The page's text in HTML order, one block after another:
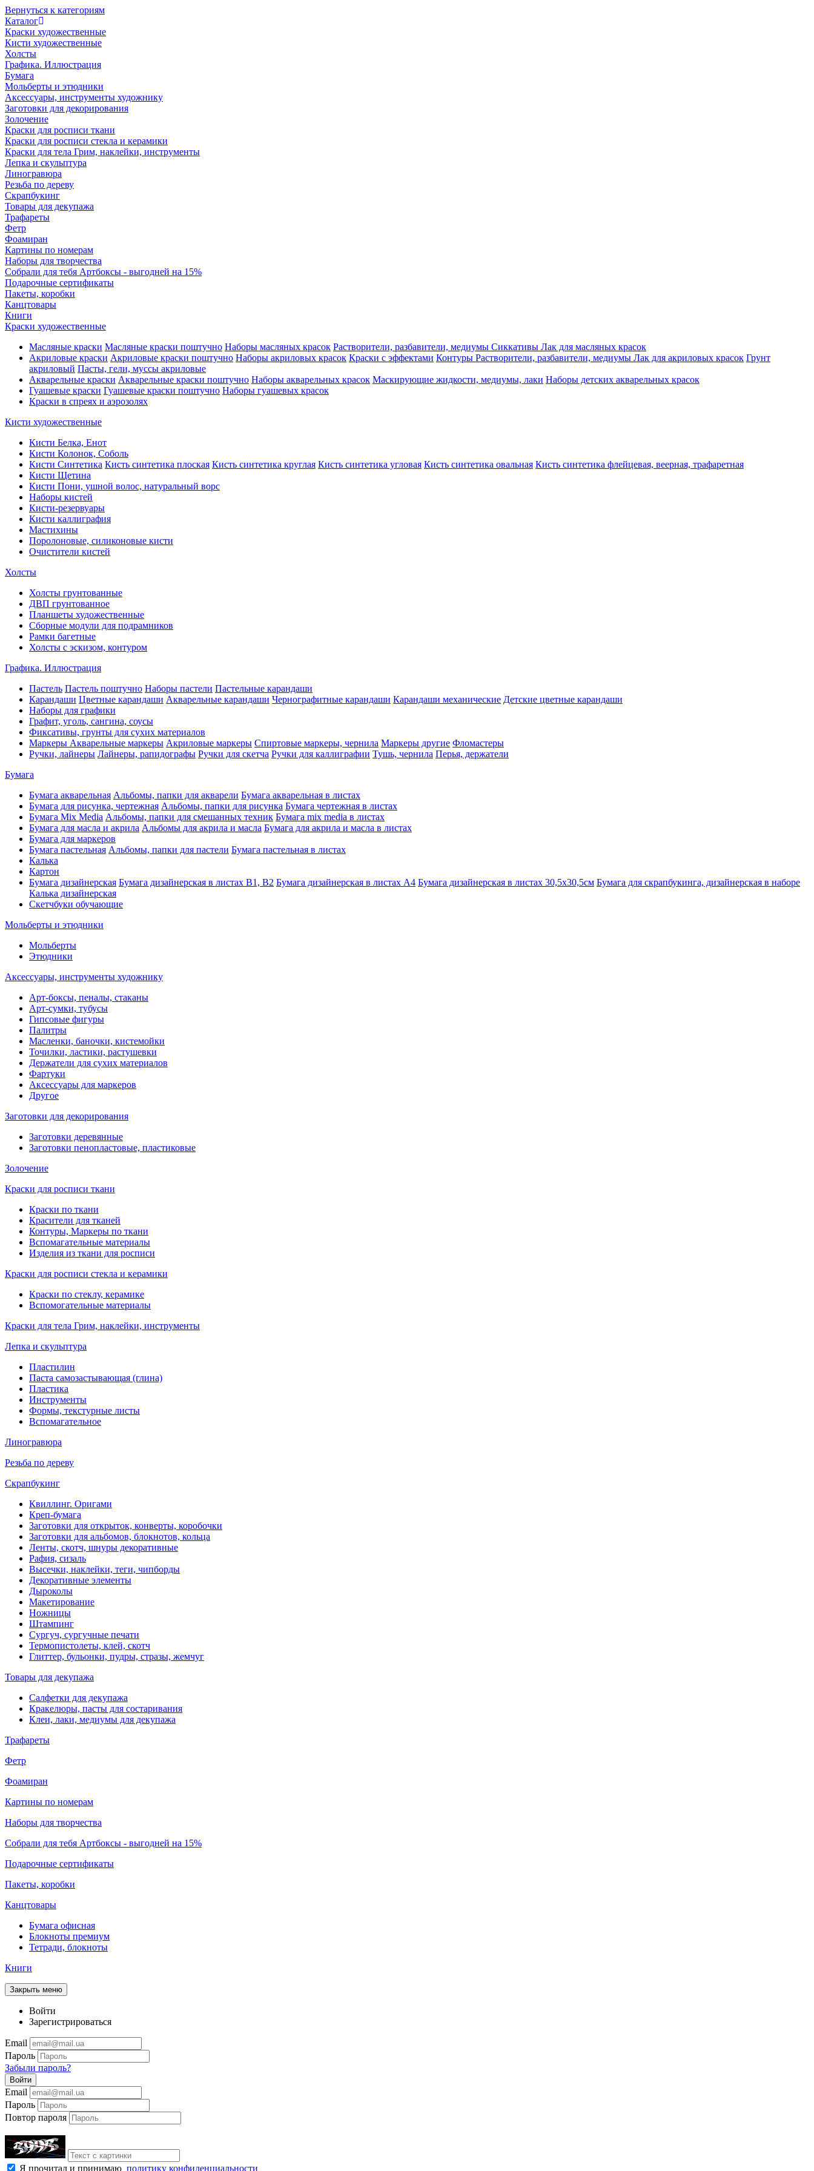
Вернуться к категориям
Каталог
Краски художественные
Кисти художественные
Холсты
Графика. Иллюстрация
Бумага
Мольберты и этюдники
Аксессуары, инструменты художнику
Заготовки для декорирования
Золочение
Краски для росписи ткани
Краски для росписи стекла и керамики
Краски для тела Грим, наклейки, инструменты
Лепка и скульптура
Линогравюра
Резьба по дереву
Скрапбукинг
Товары для декупажа
Трафареты
Фетр
Фоамиран
Картины по номерам
Наборы для творчества
Собрали для тебя Артбоксы - выгодней на 15%
Подарочные сертификаты
Пакеты, коробки
Канцтовары
Книги
Краски художественные
Масляные краски Масляные краски поштучно Наборы масляных красок Растворители, разбавители, медиумы Сиккативы Лак для масляных красок
Акриловые краски Акриловые краски поштучно Наборы акриловых красок Краски с эффектами Контуры Растворители, разбавители, медиумы Лак для акриловых красок Грунт
акриловый Пасты, гели, муссы акриловые
Акварельные краски Акварельные краски поштучно Наборы акварельных красок Маскирующие жидкости, медиумы, лаки Наборы детских акварельных красок
Гуашевые краски Гуашевые краски поштучно Наборы гуашевых красок
Краски в спреях и аэрозолях
Кисти художественные
Кисти Белка, Енот
Кисти Колонок, Соболь
Кисти Синтетика Кисть синтетика плоская Кисть синтетика круглая Кисть синтетика угловая Кисть синтетика овальная Кисть синтетика флейцевая, веерная, трафаретная
Кисти Щетина
Кисти Пони, ушной волос, натуральный ворс
Наборы кистей
Кисти-резервуары
Кисти каллиграфия
Мастихины
Поролоновые, силиконовые кисти
Очистители кистей
Холсты
Холсты грунтованные
ДВП грунтованное
Планшеты художественные
Сборные модули для подрамников
Рамки багетные
Холсты c эскизом, контуром
Графика. Иллюстрация
Пастель Пастель поштучно Наборы пастели Пастельные карандаши
Карандаши Цветные карандаши Акварельные карандаши Чернографитные карандаши Карандаши механические Детские цветные карандаши
Наборы для графики
Графит, уголь, сангина, соусы
Фиксативы, грунты для сухих материалов
Маркеры Акварельные маркеры Акриловые маркеры Спиртовые маркеры, чернила Маркеры другие Фломастеры
Ручки, лайнеры Лайнеры, рапидографы Ручки для скетча Ручки для каллиграфии Тушь, чернила Перья, держатели
Бумага
Бумага акварельная Альбомы, папки для акварели Бумага акварельная в листах
Бумага для рисунка, чертежная Альбомы, папки для рисунка Бумага чертежная в листах
Бумага Mix Media Альбомы, папки для смешанных техник Бумага mix media в листах
Бумага для масла и акрила Альбомы для акрила и масла Бумага для акрила и масла в листах
Бумага для маркеров
Бумага пастельная Альбомы, папки для пастели Бумага пастельная в листах
Калька
Картон
Бумага дизайнерская Бумага дизайнерская в листах В1, В2 Бумага дизайнерская в листах А4 Бумага дизайнерская в листах 30,5х30,5см Бумага для скрапбукинга, дизайнерская в наборе
Калька дизайнерская
Скетчбуки обучающие
Мольберты и этюдники
Мольберты
Этюдники
Аксессуары, инструменты художнику
Арт-боксы, пеналы, стаканы
Арт-сумки, тубусы
Гипсовые фигуры
Палитры
Масленки, баночки, кистемойки
Точилки, ластики, растушевки
Держатели для сухих материалов
Фартуки
Аксессуары для маркеров
Другое
Заготовки для декорирования
Заготовки деревянные
Заготовки пенопластовые, пластиковые
Золочение
Краски для росписи ткани
Краски по ткани
Красители для тканей
Контуры, Маркеры по ткани
Вспомагательные материалы
Изделия из ткани для росписи
Краски для росписи стекла и керамики
Краски по стеклу, керамике
Вспомогательные материалы
Краски для тела Грим, наклейки, инструменты
Лепка и скульптура
Пластилин
Паста самозастывающая (глина)
Пластика
Инструменты
Формы, текстурные листы
Вспомагательное
Линогравюра
Резьба по дереву
Скрапбукинг
Квиллинг. Оригами
Креп-бумага
Заготовки для открыток, конверты, коробочки
Заготовки для альбомов, блокнотов, кольца
Ленты, скотч, шнуры декоративные
Рафия, сизаль
Высечки, наклейки, теги, чипборды
Декоративные элементы
Дыроколы
Макетирование
Ножницы
Штампинг
Сургуч, сургучные печати
Термопистолеты, клей, скотч
Глиттер, бульонки, пудры, стразы, жемчуг
Товары для декупажа
Салфетки для декупажа
Кракелюры, пасты для состаривания
Клеи, лаки, медиумы для декупажа
Трафареты
Фетр
Фоамиран
Картины по номерам
Наборы для творчества
Собрали для тебя Артбоксы - выгодней на 15%
Подарочные сертификаты
Пакеты, коробки
Канцтовары
Бумага офисная
Блокноты премиум
Тетради, блокноты
Книги
Закрыть меню
Войти
Зарегистрироваться
Email
Пароль
Забыли пароль?
Войти
Email
Пароль
Повтор пароля
Я прочитал и принимаю политику конфиденциальности